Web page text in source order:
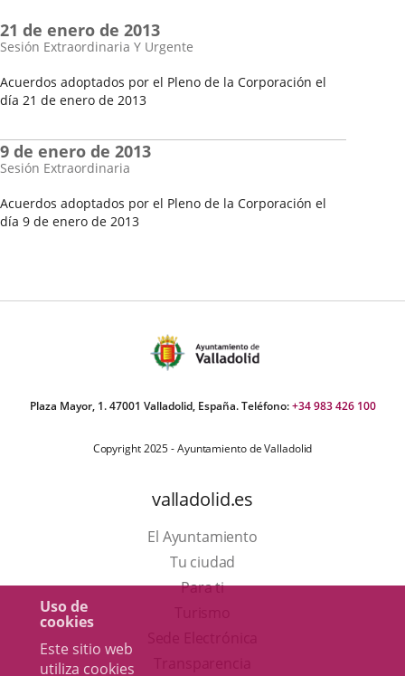
Uso de
cookies
Este sitio web
utiliza cookies
Acuerdos adoptados por el Pleno de la Corporación el
día 21 de enero de 2013
Sesión Extraordinaria Y Urgente
del
Pleno
21 de enero de 2013
Acuerdos adoptados por el Pleno de la Corporación el
día 9 de enero de 2013
Sesión Extraordinaria
9 de enero de 2013
Plaza Mayor, 1. 47001 Valladolid, España. Teléfono:+34 983 426 100
Copyright 2025 - Ayuntamiento de Valladolid
valladolid.es
El Ayuntamiento
Tu ciudad
Para ti